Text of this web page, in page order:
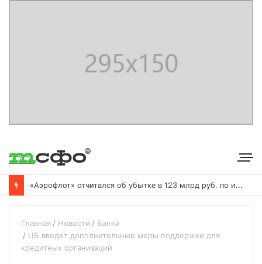
«
Аэрофлот» отчитался об убытке в 123 млрд руб. по итогам года пандемии
Главная Новости
Банки
ЦБ введет дополнительные меры поддержки для
кредитных организаций